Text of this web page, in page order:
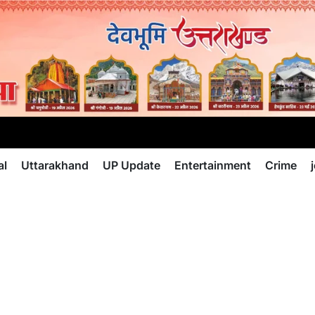
Uttarakhand UP Update Entertainment Crime